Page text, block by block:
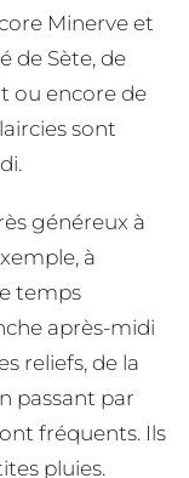
Minerve et
de Sète, de
ou encore de
sont
généreux à
à
temps
après-midi
reliefs, de la
passant par
fréquents. Ils
pluies.